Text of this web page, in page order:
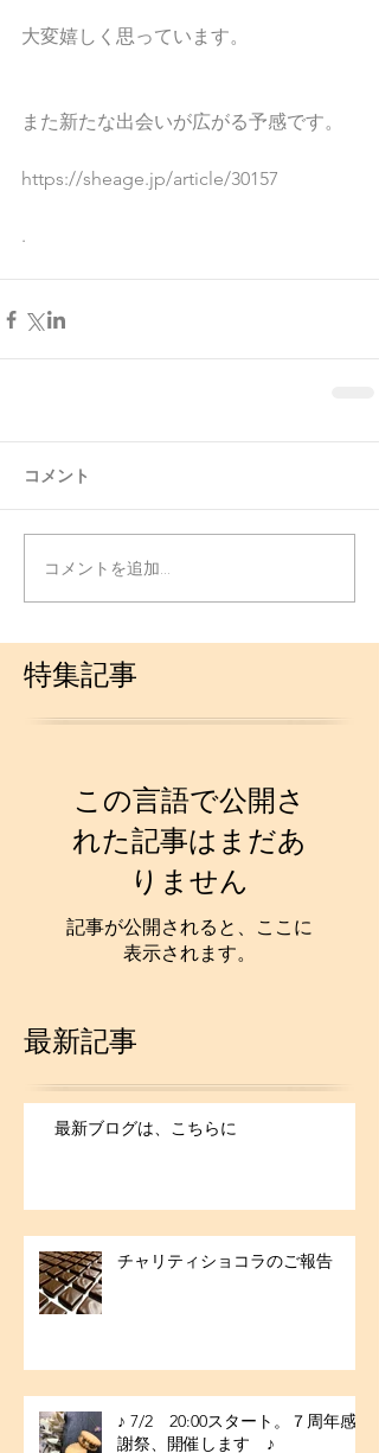
大変嬉しく思っています。
また新たな出会いが広がる予感です。
https://sheage.jp/article/30157
.
コメント
コメントを追加…
特集記事
この言語で公開さ
れた記事はまだあ
りません
記事が公開されると、ここに
表示されます。
最新記事
最新ブログは、こちらに
チャリティショコラのご報告
♪ 7/2 20:00スタート。７周年感
謝祭、開催します ♪